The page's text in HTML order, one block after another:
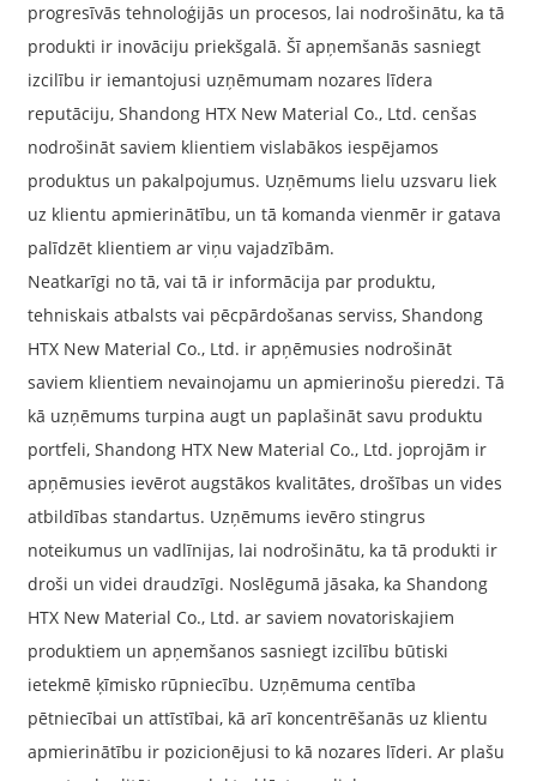
progresīvās tehnoloģijās un procesos, lai nodrošinātu, ka tā
produkti ir inovāciju priekšgalā. Šī apņemšanās sasniegt
izcilību ir iemantojusi uzņēmumam nozares līdera
reputāciju, Shandong HTX New Material Co., Ltd. cenšas
nodrošināt saviem klientiem vislabākos iespējamos
produktus un pakalpojumus. Uzņēmums lielu uzsvaru liek
uz klientu apmierinātību, un tā komanda vienmēr ir gatava
palīdzēt klientiem ar viņu vajadzībām.
Neatkarīgi no tā, vai tā ir informācija par produktu,
tehniskais atbalsts vai pēcpārdošanas serviss, Shandong
HTX New Material Co., Ltd. ir apņēmusies nodrošināt
saviem klientiem nevainojamu un apmierinošu pieredzi. Tā
kā uzņēmums turpina augt un paplašināt savu produktu
portfeli, Shandong HTX New Material Co., Ltd. joprojām ir
apņēmusies ievērot augstākos kvalitātes, drošības un vides
atbildības standartus. Uzņēmums ievēro stingrus
noteikumus un vadlīnijas, lai nodrošinātu, ka tā produkti ir
droši un videi draudzīgi. Noslēgumā jāsaka, ka Shandong
HTX New Material Co., Ltd. ar saviem novatoriskajiem
produktiem un apņemšanos sasniegt izcilību būtiski
ietekmē ķīmisko rūpniecību. Uzņēmuma centība
pētniecībai un attīstībai, kā arī koncentrēšanās uz klientu
apmierinātību ir pozicionējusi to kā nozares līderi. Ar plašu